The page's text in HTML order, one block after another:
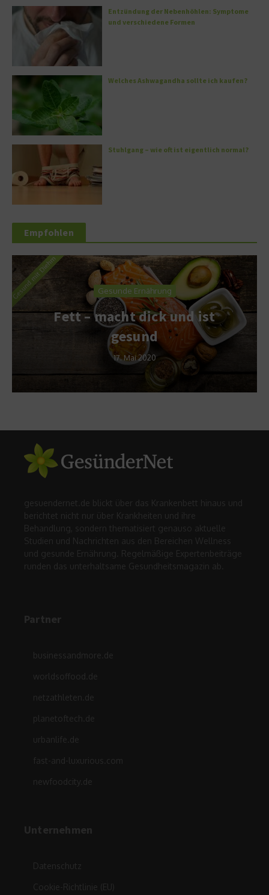
Entzündung der Nebenhöhlen: Symptome
und verschiedene Formen
Welches Ashwagandha sollte ich kaufen?
Stuhlgang – wie oft ist eigentlich normal?
Empfohlen
Gesunde Ernährung
Fett – macht dick und ist
gesund
17. Mai 2020
gesuendernet.de blickt über das Krankenbett hinaus und
berichtet nicht nur über Krankheiten und ihre
Behandlung, sondern thematisiert genauso aktuelle
Studien und Nachrichten aus den Bereichen Wellness
und gesunde Ernährung. Regelmäßige Expertenbeiträge
runden das unterhaltsame Gesundheitsmagazin ab.
Partner
businessandmore.de
worldsoffood.de
netzathleten.de
planetoftech.de
urbanlife.de
fast-and-luxurious.com
newfoodcity.de
Unternehmen
Datenschutz
Cookie-Richtlinie (EU)